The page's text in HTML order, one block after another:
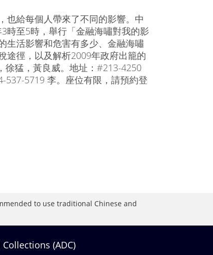
也給每個人帶來了不同的影響。中
時至5時，舉行「金融海嘯對我的影
生活影響和危害有多少、金融海嘯
途徑，以及解析2009年政府出籠的
徐猛，黃良威。地址：#213-4250
537-5719 李。座位有限，請預約登
to use traditional Chinese and
(ADC)